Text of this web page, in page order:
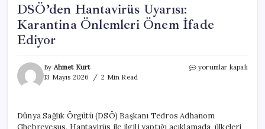
DSÖ’den Hantavirüs Uyarısı:
Karantina Önlemleri Önem İfade
Ediyor
By Ahmet Kurt
13 Mayıs 2026
2 Min Read
DSÖ’den
Önem
İfade
yorumlar kapalı
Dünya Sağlık Örgütü (DSÖ) Başkanı Tedros Adhanom
Ghebreyesus, Hantavirüs ile ilgili yaptığı açıklamada, ülkeleri